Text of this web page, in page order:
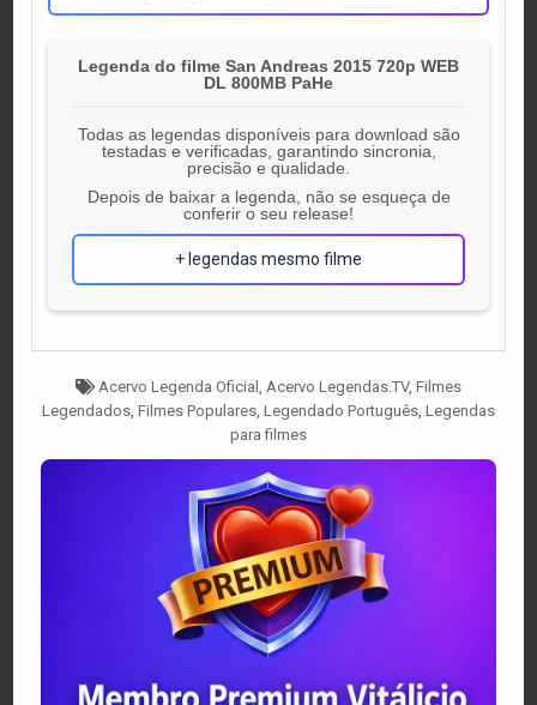
Legenda do filme San Andreas 2015 720p WEB
DL 800MB PaHe
Todas as legendas disponíveis para download são
testadas e verificadas, garantindo sincronia,
precisão e qualidade.
Depois de baixar a legenda, não se esqueça de
conferir o seu release!
+ legendas mesmo filme
Tagged
Acervo Legenda Oficial Acervo Legendas.TV, Filmes
Legendados Filmes Populares Legendado Português Legendas
para filmes